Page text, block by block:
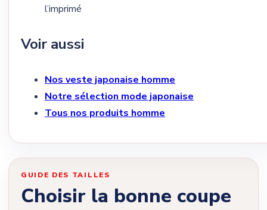
l’imprimé
Voir aussi
Nos veste japonaise homme
Notre sélection mode japonaise
Tous nos produits homme
GUIDE DES TAILLES
Choisir la bonne coupe